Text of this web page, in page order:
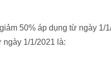
50% áp dụng từ ngày 1/
1/1/2021 là: